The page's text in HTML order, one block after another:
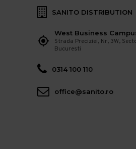
SANITO DISTRIBUTION
West Business
Strada Preciziei, Nr, 3W,
Bucuresti
0314 100 110
office@sanito.ro